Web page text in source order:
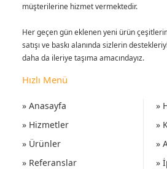
müşterilerine hizmet vermektedir.
Her geçen gün eklenen yeni ürün
satışı ve baskı alanında sizlerin
daha da ileriye taşıma amacındayız.
Hızlı Menü
» Anasayfa
» Hizmetler
» Ürünler
» Referanslar
»
»
»
»